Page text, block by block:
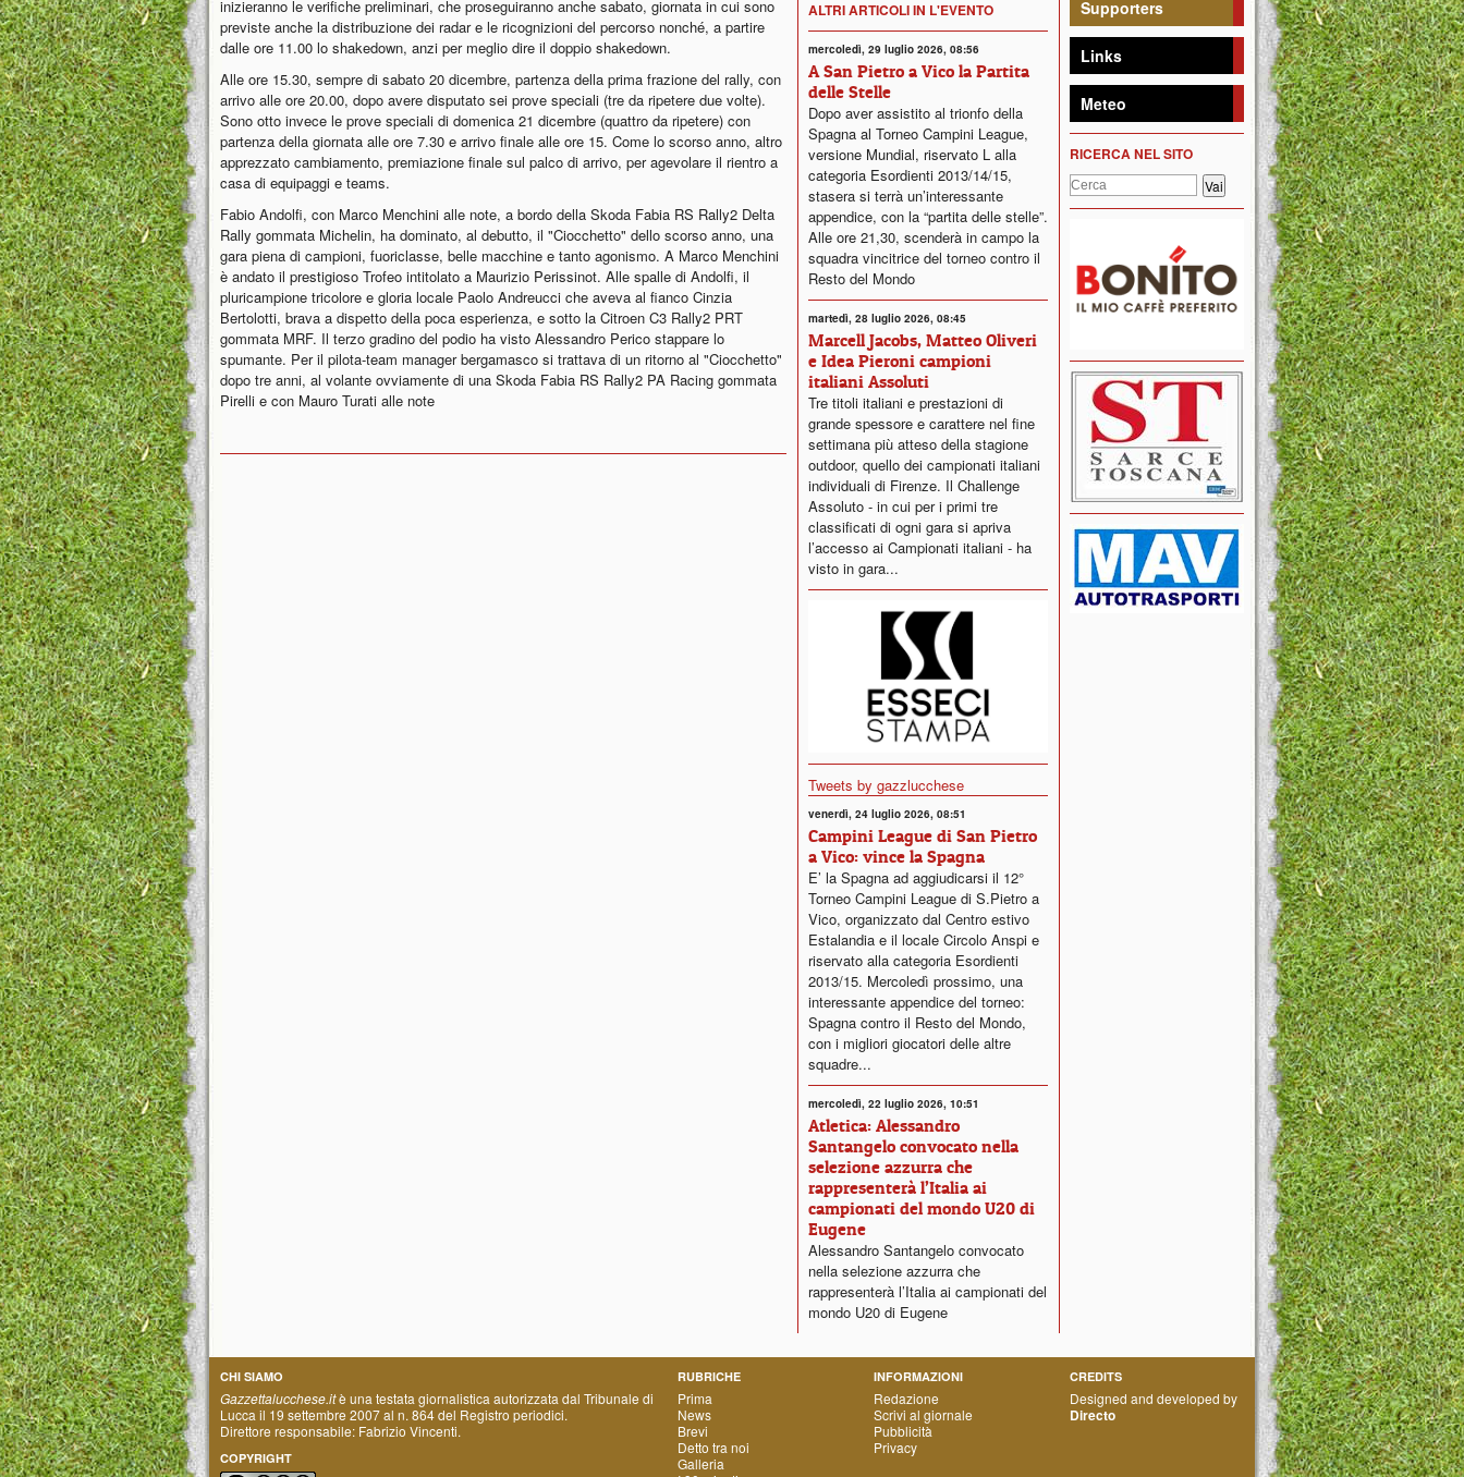
inizieranno le verifiche preliminari, che proseguiranno anche sabato, giornata in cui sono
previste anche la distribuzione dei radar e le ricognizioni del percorso nonché, a partire
dalle ore 11.00 lo shakedown, anzi per meglio dire il doppio shakedown.
Alle ore 15.30, sempre di sabato 20 dicembre, partenza della prima frazione del rally, con
arrivo alle ore 20.00, dopo avere disputato sei prove speciali (tre da ripetere due volte).
Sono otto invece le prove speciali di domenica 21 dicembre (quattro da ripetere) con
partenza della giornata alle ore 7.30 e arrivo finale alle ore 15. Come lo scorso anno, altro
apprezzato cambiamento, premiazione finale sul palco di arrivo, per agevolare il rientro a
casa di equipaggi e teams.
Fabio Andolfi, con Marco Menchini alle note, a bordo della Skoda Fabia RS Rally2 Delta
Rally gommata Michelin, ha dominato, al debutto, il "Ciocchetto" dello scorso anno, una
gara piena di campioni, fuoriclasse, belle macchine e tanto agonismo. A Marco Menchini
è andato il prestigioso Trofeo intitolato a Maurizio Perissinot. Alle spalle di Andolfi, il
pluricampione tricolore e gloria locale Paolo Andreucci che aveva al fianco Cinzia
Bertolotti, brava a dispetto della poca esperienza, e sotto la Citroen C3 Rally2 PRT
gommata MRF. Il terzo gradino del podio ha visto Alessandro Perico stappare lo
spumante. Per il pilota-team manager bergamasco si trattava di un ritorno al "Ciocchetto"
dopo tre anni, al volante ovviamente di una Skoda Fabia RS Rally2 PA Racing gommata
Pirelli e con Mauro Turati alle note
ALTRI ARTICOLI IN L'EVENTO
mercoledì, 29 luglio 2026, 08:56
A San Pietro a Vico la Partita
delle Stelle
Dopo aver assistito al trionfo della
Spagna al Torneo Campini League,
versione Mundial, riservato L alla
categoria Esordienti 2013/14/15,
stasera si terrà un’interessante
appendice, con la “partita delle stelle”.
Alle ore 21,30, scenderà in campo la
squadra vincitrice del torneo contro il
Resto del Mondo
martedì, 28 luglio 2026, 08:45
Marcell Jacobs, Matteo Oliveri
e Idea Pieroni campioni
italiani Assoluti
Tre titoli italiani e prestazioni di
grande spessore e carattere nel fine
settimana più atteso della stagione
outdoor, quello dei campionati italiani
individuali di Firenze. Il Challenge
Assoluto - in cui per i primi tre
classificati di ogni gara si apriva
l’accesso ai Campionati italiani - ha
visto in gara...
Tweets by gazzlucchese
venerdì, 24 luglio 2026, 08:51
Campini League di San Pietro
a Vico: vince la Spagna
E’ la Spagna ad aggiudicarsi il 12°
Torneo Campini League di S.Pietro a
Vico, organizzato dal Centro estivo
Estalandia e il locale Circolo Anspi e
riservato alla categoria Esordienti
2013/15. Mercoledì prossimo, una
interessante appendice del torneo:
Spagna contro il Resto del Mondo,
con i migliori giocatori delle altre
squadre...
mercoledì, 22 luglio 2026, 10:51
Atletica: Alessandro
Santangelo convocato nella
selezione azzurra che
rappresenterà l’Italia ai
campionati del mondo U20 di
Eugene
Alessandro Santangelo convocato
nella selezione azzurra che
rappresenterà l’Italia ai campionati del
mondo U20 di Eugene
Supporters
Links
Meteo
RICERCA NEL SITO
CHI SIAMO
Gazzettalucchese.itè una testata giornalistica autorizzata dal Tribunale di
Lucca il 19 settembre 2007 al n. 864 del Registro periodici.
Direttore responsabile: Fabrizio Vincenti.
COPYRIGHT
RUBRICHE
Prima
News
Brevi
Detto tra noi
Galleria
INFORMAZIONI
Redazione
Scrivi al giornale
Pubblicità
Privacy
CREDITS
Designed and developed by
Directo